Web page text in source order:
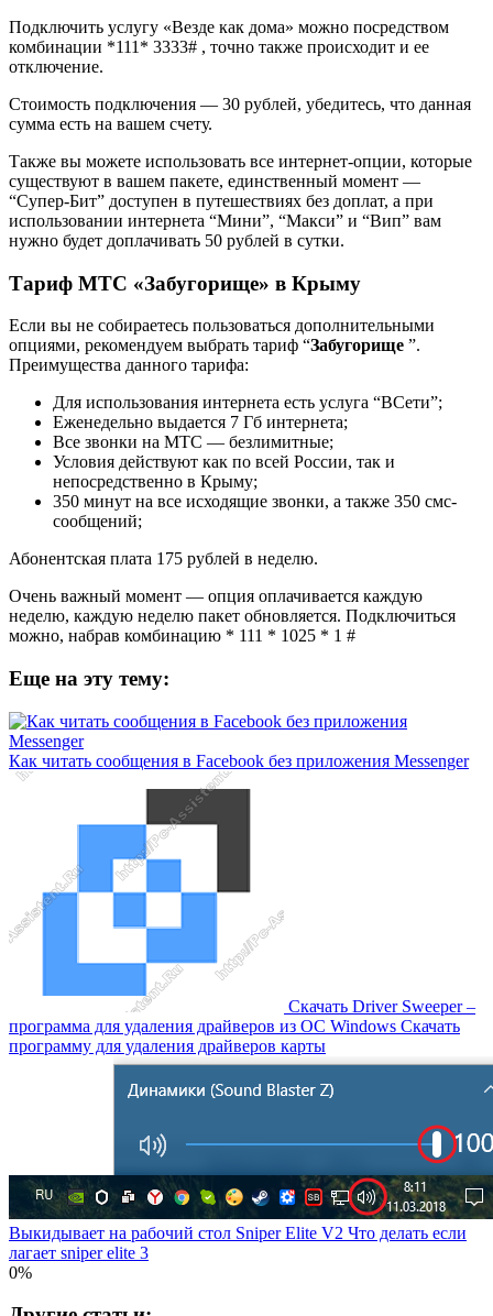
Подключить услугу «Везде как дома» можно посредством
комбинации *111* 3333# , точно также происходит и ее
отключение.
Стоимость подключения — 30 рублей, убедитесь, что данная
сумма есть на вашем счету.
Также вы можете использовать все интернет-опции, которые
существуют в вашем пакете, единственный момент —
“Супер-Бит” доступен в путешествиях без доплат, а при
использовании интернета “Мини”, “Макси” и “Вип” вам
нужно будет доплачивать 50 рублей в сутки.
Тариф МТС «Забугорище» в Крыму
Если вы не собираетесь пользоваться дополнительными
опциями, рекомендуем выбрать тариф “Забугорище ”.
Преимущества данного тарифа:
Для использования интернета есть услуга “ВСети”;
Еженедельно выдается 7 Гб интернета;
Все звонки на МТС — безлимитные;
Условия действуют как по всей России, так и
непосредственно в Крыму;
350 минут на все исходящие звонки, а также 350 смс-
сообщений;
Абонентская плата 175 рублей в неделю.
Очень важный момент — опция оплачивается каждую
неделю, каждую неделю пакет обновляется. Подключиться
можно, набрав комбинацию * 111 * 1025 * 1 #
Еще на эту тему:
Как читать сообщения в Facebook без приложения Messenger
Скачать Driver Sweeper –
программа для удаления драйверов из OC Windows Скачать
программу для удаления драйверов карты
Выкидывает на рабочий стол Sniper Elite V2 Что делать если
лагает sniper elite 3
0%